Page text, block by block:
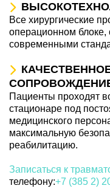
Все хирургические
операционном блоке,
современными
Пациенты проходят
стационаре под
медицинского
максимальную
реабилитацию.
Записаться к
телефону:+7 (385 2)